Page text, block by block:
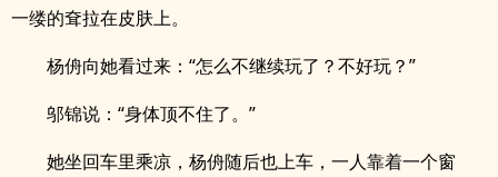
一缕的耷拉在皮肤上。
杨侜向她看过来：“怎么不继续玩了？不好玩？”
邬锦说：“身体顶不住了。”
她坐回车里乘凉，杨侜随后也上车，一人靠着一个窗